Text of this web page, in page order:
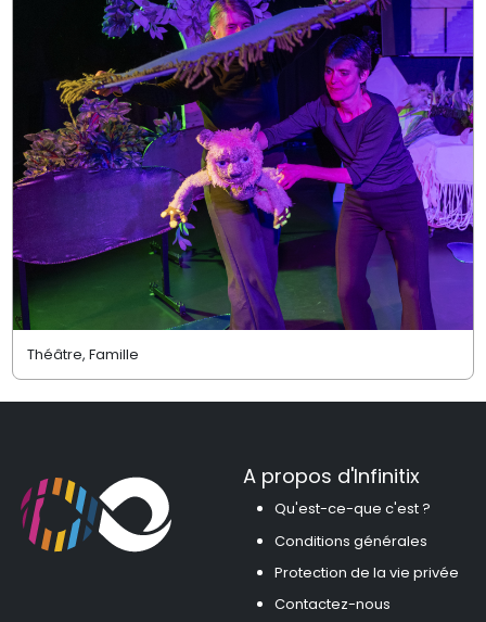
Théâtre, Famille
A propos d'Infinitix
Qu'est-ce-que c'est ?
Conditions générales
Protection de la vie privée
Contactez-nous